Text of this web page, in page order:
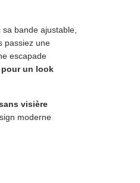
bande ajustable,
passiez une
escapade
un look
visière
moderne